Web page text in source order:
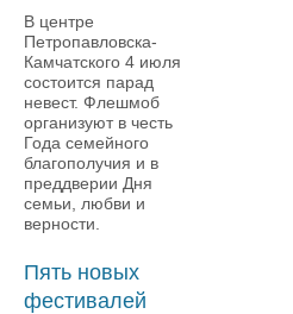
В центре
Петропавловска-
Камчатского 4 июля
состоится парад
невест. Флешмоб
организуют в честь
Года семейного
благополучия и в
преддверии Дня
семьи, любви и
верности.
Пять новых
фестивалей